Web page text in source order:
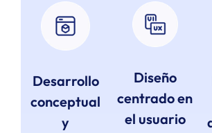
Desarrollo
conceptual
y
Diseño
centrado en
el usuario